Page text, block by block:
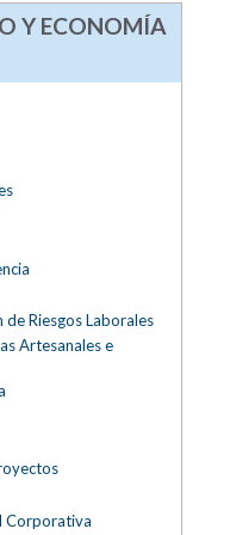
Y ECONOMÍA
de Riesgos Laborales
Artesanales e
Corporativa